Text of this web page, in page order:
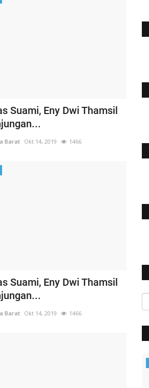
Suami, Eny Dwi Thamsil
Barat Okt 14, 2019 1466
Suami, Eny Dwi Thamsil
Barat Okt 14, 2019 1466